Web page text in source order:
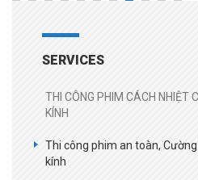
SERVICES
THI CÔNG PHIM CÁCH NHIỆT
KÍNH
Thi công phim an toàn,
kính